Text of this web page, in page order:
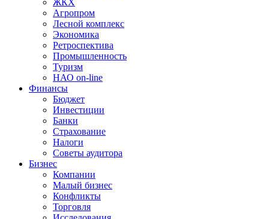
ЖКХ
Агропром
Лесной комплекс
Экономика
Ретроспектива
Промышленность
Туризм
НАО on-line
Финансы
Бюджет
Инвестиции
Банки
Страхование
Налоги
Советы аудитора
Бизнес
Компании
Малый бизнес
Конфликты
Торговля